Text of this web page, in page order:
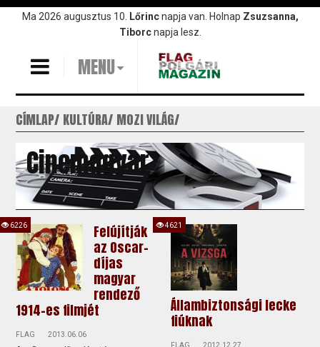
UgrásMa 2026 augusztus 10. Lőrincnapja van. Holnap Zsuzsanna,
Tiborcnapja lesz.
MENU
CÍMLAP KULTÚRA MOZI VILÁG
Cinemagyar
Felújítják
az Oscar-
díjas
magyar
rendező
1914-es filmjét
FLAG 2013.06.06
6226
Állambiztonsági lecke
fiúknak
FLAG 2012.12.27
4621